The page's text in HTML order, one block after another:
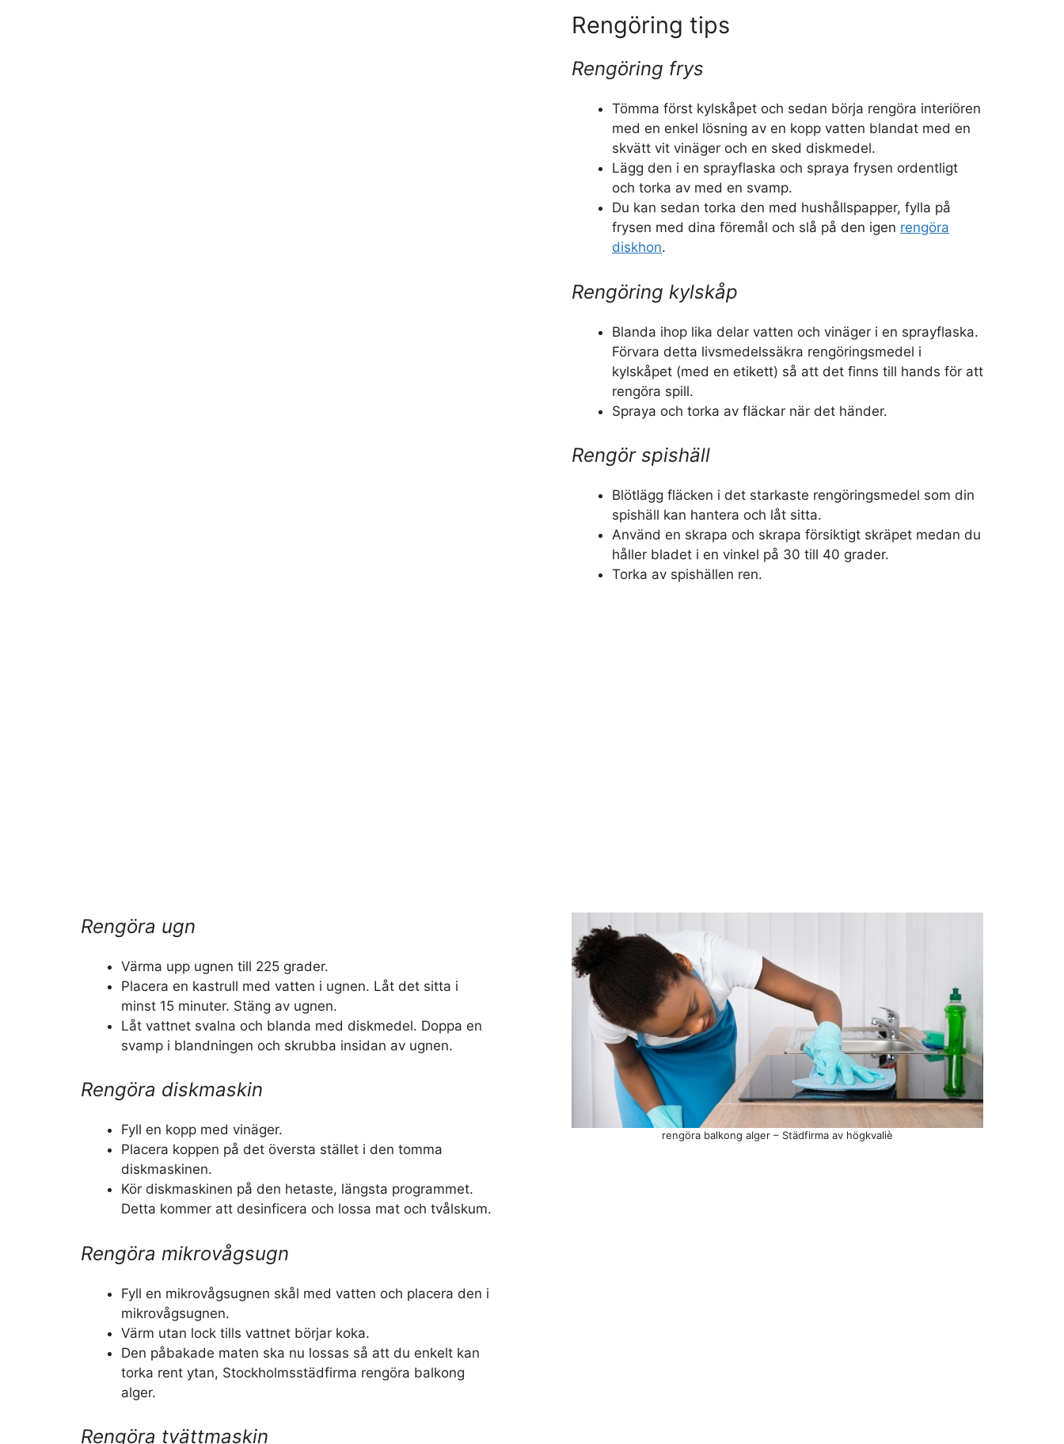
Rengöring tips
Rengöring frys
Tömma först kylskåpet och sedan börja rengöra interiören
med en enkel lösning av en kopp vatten blandat med en
skvätt vit vinäger och en sked diskmedel.
Lägg den i en sprayflaska och spraya frysen ordentligt
och torka av med en svamp.
Du kan sedan torka den med hushållspapper, fylla på
frysen med dina föremål och slå på den igen rengöra
diskhon.
Rengöring kylskåp
Blanda ihop lika delar vatten och vinäger i en sprayflaska.
Förvara detta livsmedelssäkra rengöringsmedel i
kylskåpet (med en etikett) så att det finns till hands för att
rengöra spill.
Spraya och torka av fläckar när det händer.
Rengör spishäll
Blötlägg fläcken i det starkaste rengöringsmedel som din
spishäll kan hantera och låt sitta.
Använd en skrapa och skrapa försiktigt skräpet medan du
håller bladet i en vinkel på 30 till 40 grader.
Torka av spishällen ren.
Rengöra ugn
Värma upp ugnen till 225 grader.
Placera en kastrull med vatten i ugnen. Låt det sitta i
minst 15 minuter. Stäng av ugnen.
Låt vattnet svalna och blanda med diskmedel. Doppa en
svamp i blandningen och skrubba insidan av ugnen.
Rengöra diskmaskin
Fyll en kopp med vinäger.
Placera koppen på det översta stället i den tomma
diskmaskinen.
Kör diskmaskinen på den hetaste, längsta programmet.
Detta kommer att desinficera och lossa mat och tvålskum.
Rengöra mikrovågsugn
Fyll en mikrovågsugnen skål med vatten och placera den i
mikrovågsugnen.
Värm utan lock tills vattnet börjar koka.
Den påbakade maten ska nu lossas så att du enkelt kan
torka rent ytan, Stockholmsstädfirma rengöra balkong
alger.
Rengöra tvättmaskin
rengöra balkong alger – Städfirma av högkvaliè